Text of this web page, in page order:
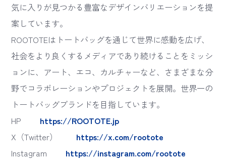
気に入りが見つかる豊富なデザインバリエーションを提
案しています。
ROOTOTEはトートバッグを通じて世界に感動を広げ、
社会をより良くするメディアであり続けることをミッシ
ョンに、アート、エコ、カルチャーなど、さまざまな分
野でコラボレーションやプロジェクトを展開。世界一の
トートバッグブランドを目指しています。
HP https://ROOTOTE.jp
X（Twitter） https://x.com/rootote
Instagram https://instagram.com/rootote